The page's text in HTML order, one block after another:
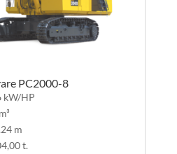
PC2000-8
kW/HP
m
t.